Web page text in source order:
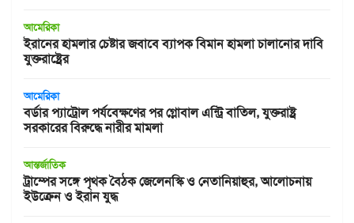
আমেরিকা
ইরানের হামলার চেষ্টার জবাবে ব্যাপক বিমান হামলা চালানোর দাবি
যুক্তরাষ্ট্রের
আমেরিকা
বর্ডার প্যাট্রোল পর্যবেক্ষণের পর গ্লোবাল এন্ট্রি বাতিল, যুক্তরাষ্ট্র
সরকারের বিরুদ্ধে নারীর মামলা
আন্তর্জাতিক
ট্রাম্পের সঙ্গে পৃথক বৈঠক জেলেনস্কি ও নেতানিয়াহুর, আলোচনায়
ইউক্রেন ও ইরান যুদ্ধ